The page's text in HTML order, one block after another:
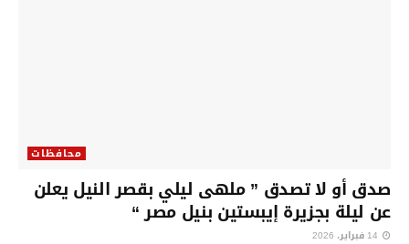
محافظات
صدق أو لا تصدق ” ملهى ليلي بقصر النيل يعلن
عن ليلة بجزيرة إيبستين بنيل مصر “